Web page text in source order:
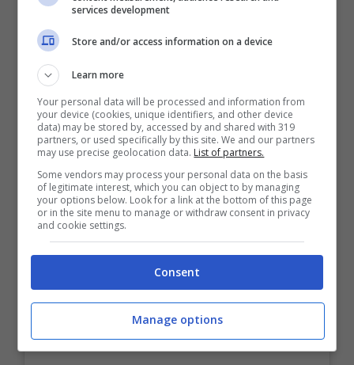
services development
Store and/or access information on a device
Learn more
Your personal data will be processed and information from
your device (cookies, unique identifiers, and other device
data) may be stored by, accessed by and shared with 319
partners, or used specifically by this site. We and our partners
may use precise geolocation data. List of partners.
Some vendors may process your personal data on the basis
of legitimate interest, which you can object to by managing
your options below. Look for a link at the bottom of this page
or in the site menu to manage or withdraw consent in privacy
and cookie settings.
Consent
Manage options